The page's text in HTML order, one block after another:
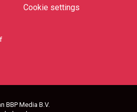
Cookie settings
BBP Media B.V.